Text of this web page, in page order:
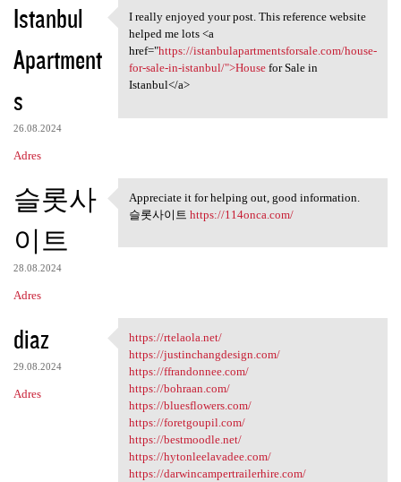
Istanbul
Apartment
s
26.08.2024
Adres
I really enjoyed your post.
I really enjoyed your post. This reference website
helped me lots <a
href="https://istanbulapartmentsforsale.com/house-
for-sale-in-istanbul/">Housefor Sale in
Istanbul</a>
슬롯사
이트
28.08.2024
Adres
Appreciate it for helping out
Appreciate it for helping out, good information.
슬롯사이트 https://114onca.com/
diaz
29.08.2024
Adres
https://rtelaola.net/
https://rtelaola.net/
https://justinchangdesign.com/
https://ffrandonnee.com/
https://bohraan.com/
https://bluesflowers.com/
https://foretgoupil.com/
https://bestmoodle.net/
https://hytonleelavadee.com/
https://darwincampertrailerhire.com/